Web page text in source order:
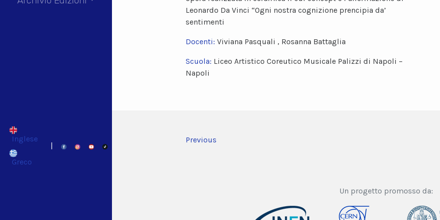
Inglese
Greco
Leonardo Da Vinci “Ogni nostra cognizione prencipia da’
sentimenti
Docenti: Viviana Pasquali , Rosanna Battaglia
Scuola: Liceo Artistico Coreutico Musicale Palizzi di Napoli –
Napoli
Previous
Un progetto promosso da: